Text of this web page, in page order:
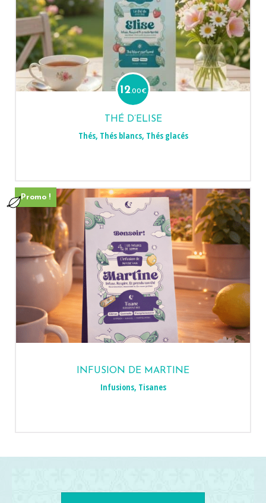
12.00€
THÉ D’ELISE
Thés, Thés blancs, Thés glacés
Promo !
INFUSION DE MARTINE
Infusions, Tisanes